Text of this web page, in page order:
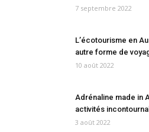
7 septembre 2022
L’écotourisme en
autre forme de
10 août 2022
Adrénaline made in
activités
3 août 2022